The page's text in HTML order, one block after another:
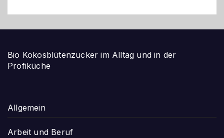
Bio Kokosblütenzucker im Alltag und in der
Profiküche
Allgemein
Arbeit und Beruf